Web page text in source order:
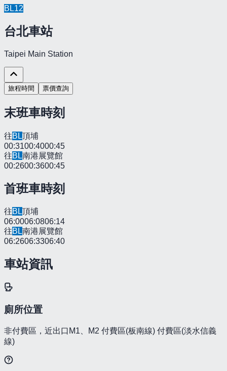
BL12
台北車站
Taipei Main Station
旅程時間 票價查詢
末班車時刻
往BL頂埔
00:3100:4000:45
往BL南港展覽館
00:2600:3600:45
首班車時刻
往BL頂埔
06:0006:0806:14
往BL南港展覽館
06:2606:3306:40
車站資訊
廁所位置
非付費區，近出口M1、M2 付費區(板南線) 付費區(淡水信義
線)